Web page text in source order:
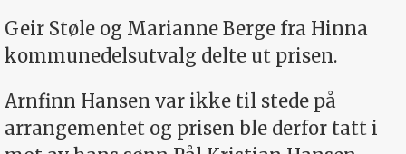
Geir Støle og Marianne Berge fra Hinna
kommunedelsutvalg delte ut prisen.
Arnfinn Hansen var ikke til stede på
arrangementet og prisen ble derfor tatt i